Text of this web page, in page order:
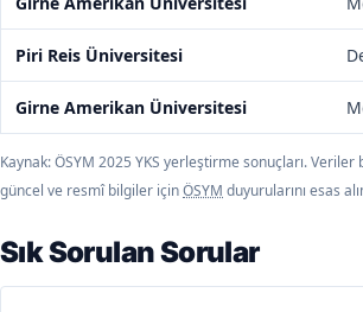
Piri Reis Üniversitesi
Girne Amerikan Üniversitesi
Kaynak: ÖSYM 2025 YKS yerleştirme sonuçları. Veriler
güncel ve resmî bilgiler içinÖSYM duyurularını esas
Sık Sorulan Sorular